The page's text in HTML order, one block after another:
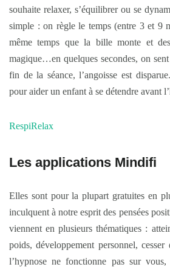
souhaite relaxer, s’équilibrer ou se
simple : on règle le temps (entre 3 et 9
même temps que la bille monte et
magique…en quelques secondes, on
fin de la séance, l’angoisse est
pour aider un enfant à se détendre avant
RespiRelax
Les applications Mindifi
Elles sont pour la plupart gratuites en
inculquent à notre esprit des pensées
viennent en plusieurs thématiques :
poids, développement personnel,
l’hypnose ne fonctionne pas sur